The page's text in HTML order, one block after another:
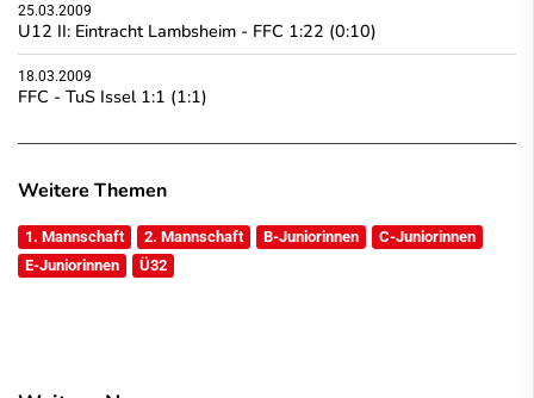
25.03.2009
U12 II: Eintracht Lambsheim - FFC 1:22 (0:10)
18.03.2009
FFC - TuS Issel 1:1 (1:1)
Weitere Themen
1. Mannschaft 2. Mannschaft B-Juniorinnen
C-Juniorinnen
E-Juniorinnen
Ü32